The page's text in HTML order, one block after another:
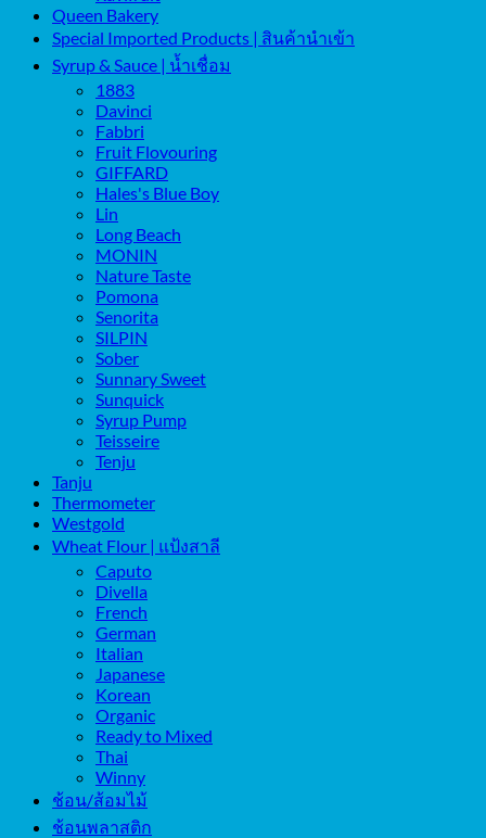
Queen Bakery
Special Imported Products | สินค้านำเข้า
Syrup & Sauce | น้ำเชื่อม
1883
Davinci
Fabbri
Fruit Flovouring
GIFFARD
Hales's Blue Boy
Lin
Long Beach
MONIN
Nature Taste
Pomona
Senorita
SILPIN
Sober
Sunnary Sweet
Sunquick
Syrup Pump
Teisseire
Tenju
Tanju
Thermometer
Westgold
Wheat Flour | แป้งสาลี
Caputo
Divella
French
German
Italian
Japanese
Korean
Organic
Ready to Mixed
Thai
Winny
ช้อน/ส้อมไม้
ช้อนพลาสติก